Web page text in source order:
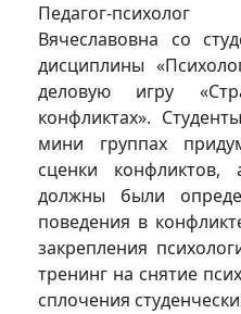
Педагог-
Вячеславовна со
дисциплины
деловую игру
конфликтах».
мини группах
сценки конфликтов,
должны были
поведения в
закрепления
тренинг на снятие
сплочения